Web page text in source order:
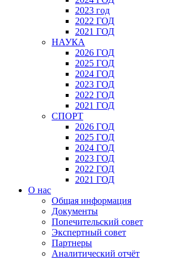
2023 год
2022 ГОД
2021 ГОД
НАУКА
2026 ГОД
2025 ГОД
2024 ГОД
2023 ГОД
2022 ГОД
2021 ГОД
СПОРТ
2026 ГОД
2025 ГОД
2024 ГОД
2023 ГОД
2022 ГОД
2021 ГОД
О нас
Общая информация
Документы
Попечительский совет
Экспертный совет
Партнеры
Аналитический отчёт